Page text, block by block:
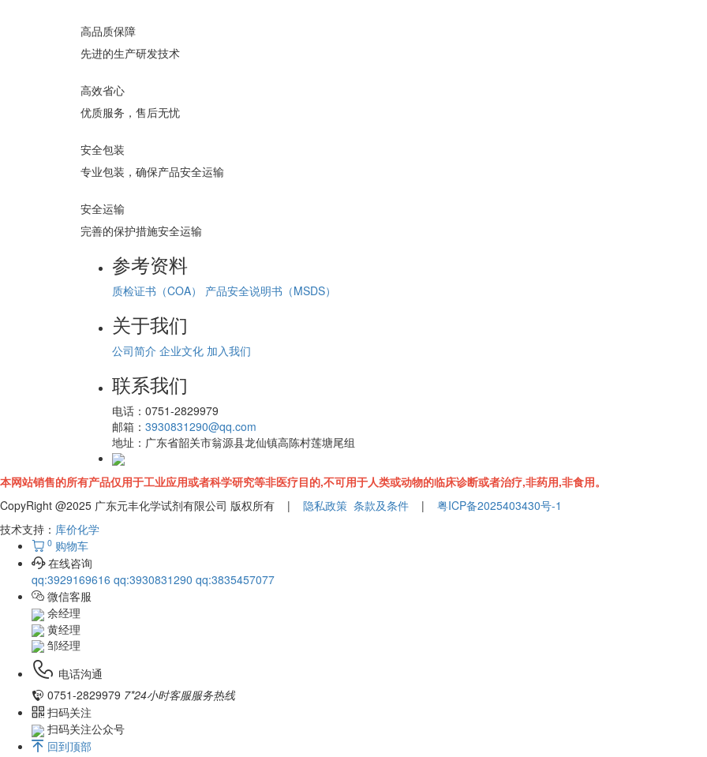
高品质保障
先进的生产研发技术
高效省心
优质服务，售后无忧
安全包装
专业包装，确保产品安全运输
安全运输
完善的保护措施安全运输
参考资料
质检证书（COA） 产品安全说明书（MSDS）
关于我们
公司简介 企业文化 加入我们
联系我们
电话： 0751-2829979
邮箱： 3930831290@qq.com
地址： 广东省韶关市翁源县龙仙镇高陈村莲塘尾组
本网站销售的所有产品仅用于工业应用或者科学研究等非医疗目的,不可用于人类或动物的临床诊断或者治疗,非药用,非食用。
CopyRight @2025 广东元丰化学试剂有限公司 版权所有 | 隐私政策 条款及条件 | 粤ICP备2025403430号-1
技术支持： 库价化学
0 购物车
在线咨询
qq:3929169616 qq:3930831290 qq:3835457077
微信客服
余经理
黄经理
邹经理
电话沟通
0751-2829979 7*24小时客服服务热线
扫码关注
扫码关注公众号
回到顶部